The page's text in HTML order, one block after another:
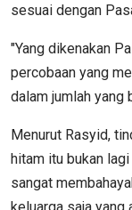
sesuai dengan
"Yang dikenakan
percobaan yang
dalam jumlah yang
Menurut Rasyid,
hitam itu bukan
sangat